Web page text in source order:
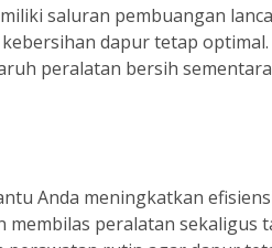
saluran pembuangan
dapur tetap
peralatan bersih
Anda meningkatkan
membilas peralatan sekaligus